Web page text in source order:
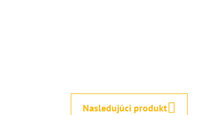
Nasledujúci produkt